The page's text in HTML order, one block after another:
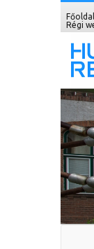
Főoldal
Régi